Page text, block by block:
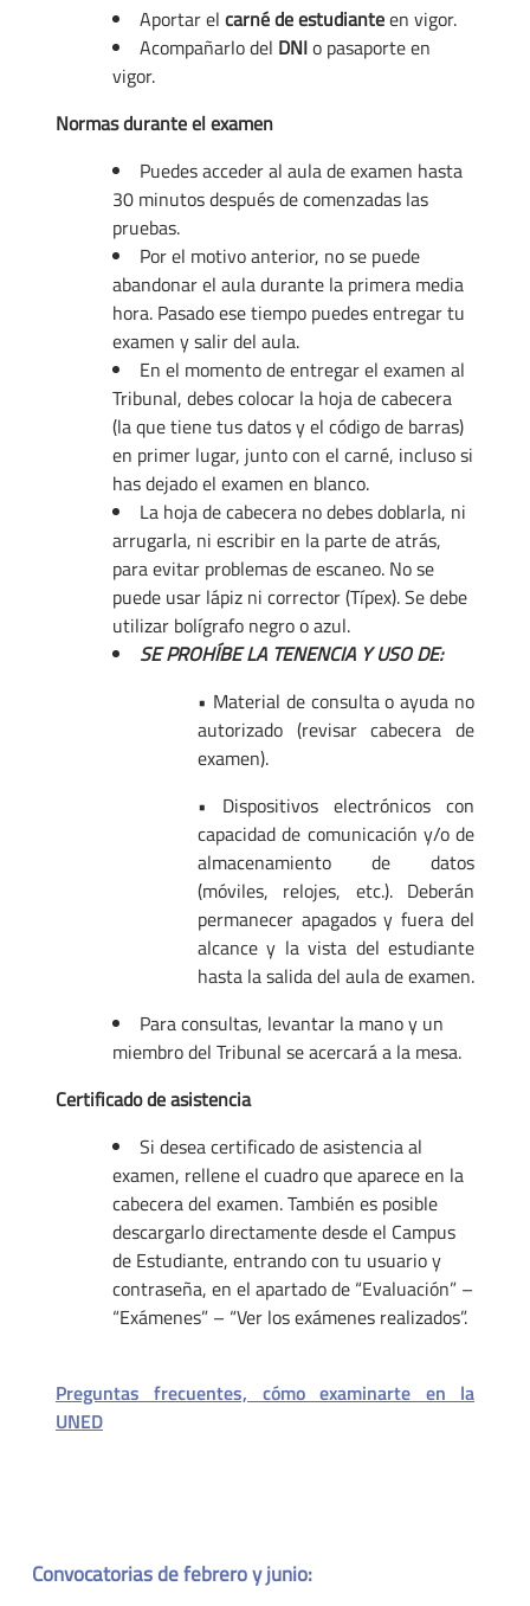
Aportar el carné de estudianteen vigor.
Acompañarlo del DNIo pasaporte en
vigor.
Normas durante el examen
Puedes acceder al aula de examen hasta
30 minutos después de comenzadas las
pruebas.
Por el motivo anterior, no se puede
abandonar el aula durante la primera media
hora. Pasado ese tiempo puedes entregar tu
examen y salir del aula.
En el momento de entregar el examen al
Tribunal, debes colocar la hoja de cabecera
(la que tiene tus datos y el código de barras)
en primer lugar, junto con el carné, incluso si
has dejado el examen en blanco.
La hoja de cabecera no debes doblarla, ni
arrugarla, ni escribir en la parte de atrás,
para evitar problemas de escaneo. No se
puede usar lápiz ni corrector (Típex). Se debe
utilizar bolígrafo negro o azul.
SE PROHÍBE LA TENENCIA Y USO DE:
• Material de consulta o ayuda no
autorizado (revisar cabecera de
examen).
• Dispositivos electrónicos con
capacidad de comunicación y/o de
almacenamiento de datos
(móviles, relojes, etc.). Deberán
permanecer apagados y fuera del
alcance y la vista del estudiante
hasta la salida del aula de examen.
Para consultas, levantar la mano y un
miembro del Tribunal se acercará a la mesa.
Certificado de asistencia
Si desea certificado de asistencia al
examen, rellene el cuadro que aparece en la
cabecera del examen. También es posible
descargarlo directamente desde el Campus
de Estudiante, entrando con tu usuario y
contraseña, en el apartado de “Evaluación” –
“Exámenes” – “Ver los exámenes realizados”.
Preguntas frecuentes, cómo examinarte en la
UNED
Convocatorias de febrero y junio: